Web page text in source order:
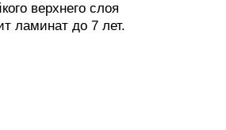
верхнего слоя
ламинат до 7 лет.